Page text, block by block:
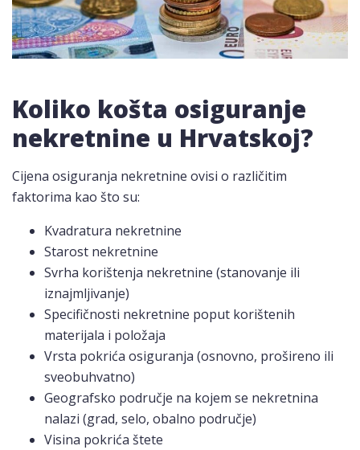
Koliko košta osiguranje
nekretnine u Hrvatskoj?
Cijena osiguranja nekretnine ovisi o različitim
faktorima kao što su:
Kvadratura nekretnine
Starost nekretnine
Svrha korištenja nekretnine (stanovanje ili
iznajmljivanje)
Specifičnosti nekretnine poput korištenih
materijala i položaja
Vrsta pokrića osiguranja (osnovno, prošireno ili
sveobuhvatno)
Geografsko područje na kojem se nekretnina
nalazi (grad, selo, obalno područje)
Visina pokrića štete